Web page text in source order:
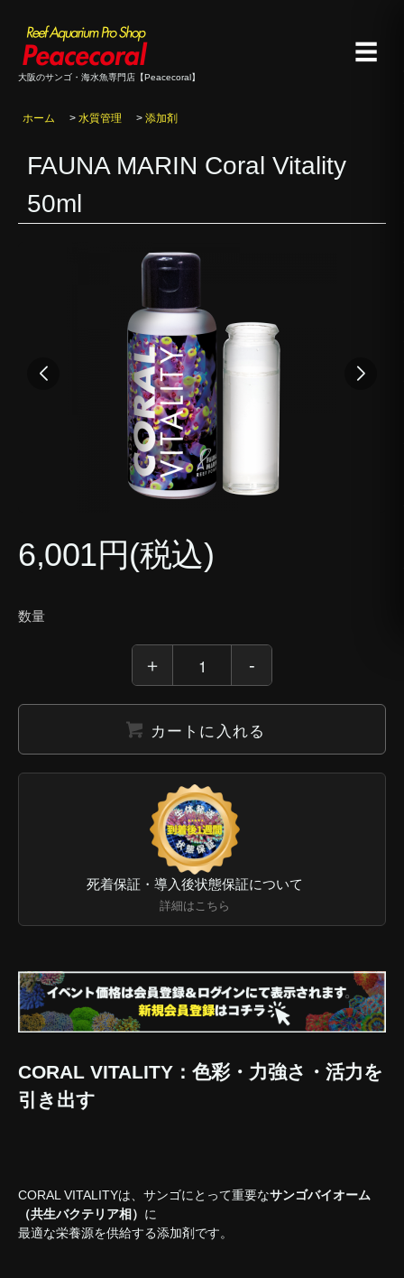
大阪のサンゴ・海水魚専門店【Peacecoral】
☰
ホーム > 水質管理 > 添加剤
FAUNA MARIN Coral Vitality
50ml
6,001円(税込)
数量
カートに入れる
死着保証・導入後状態保証について
詳細はこちら
CORAL VITALITY：色彩・力強さ・活力を
引き出す
CORAL VITALITYは、サンゴにとって重要なサンゴバイオーム
（共生バクテリア相） に
最適な栄養源を供給する添加剤です。